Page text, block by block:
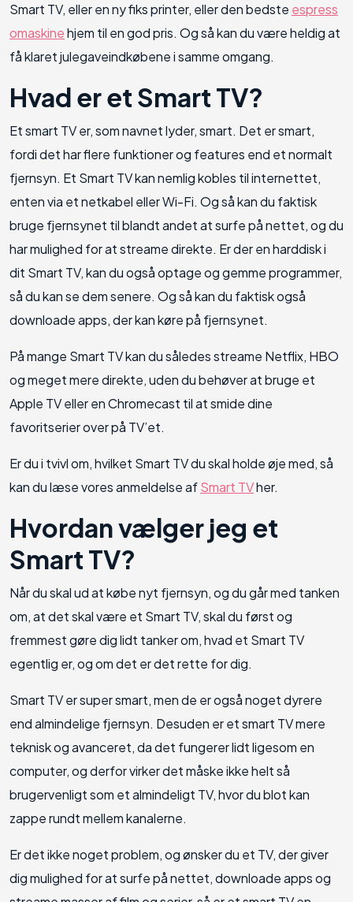
Smart TV, eller en ny fiks printer, eller den bedste espress
omaskinehjem til en god pris. Og så kan du være heldig at
få klaret julegaveindkøbene i samme omgang.
Hvad er et Smart TV?
Et smart TV er, som navnet lyder, smart. Det er smart,
fordi det har flere funktioner og features end et normalt
fjernsyn. Et Smart TV kan nemlig kobles til internettet,
enten via et netkabel eller Wi-Fi. Og så kan du faktisk
bruge fjernsynet til blandt andet at surfe på nettet, og du
har mulighed for at streame direkte. Er der en harddisk i
dit Smart TV, kan du også optage og gemme programmer,
så du kan se dem senere. Og så kan du faktisk også
downloade apps, der kan køre på fjernsynet.
På mange Smart TV kan du således streame Netflix, HBO
og meget mere direkte, uden du behøver at bruge et
Apple TV eller en Chromecast til at smide dine
favoritserier over på TV’et.
Er du i tvivl om, hvilket Smart TV du skal holde øje med, så
kan du læse vores anmeldelse afSmart TVher.
Hvordan vælger jeg et
Smart TV?
Når du skal ud at købe nyt fjernsyn, og du går med tanken
om, at det skal være et Smart TV, skal du først og
fremmest gøre dig lidt tanker om, hvad et Smart TV
egentlig er, og om det er det rette for dig.
Smart TV er super smart, men de er også noget dyrere
end almindelige fjernsyn. Desuden er et smart TV mere
teknisk og avanceret, da det fungerer lidt ligesom en
computer, og derfor virker det måske ikke helt så
brugervenligt som et almindeligt TV, hvor du blot kan
zappe rundt mellem kanalerne.
Er det ikke noget problem, og ønsker du et TV, der giver
dig mulighed for at surfe på nettet, downloade apps og